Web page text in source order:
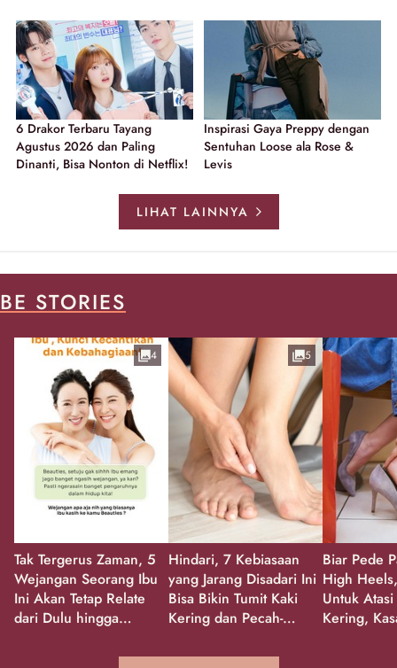
6 Drakor Terbaru Tayang
Agustus 2026 dan Paling
Dinanti, Bisa Nonton di Netflix!
Inspirasi Gaya Preppy dengan
Sentuhan Loose ala Rose &
Levis
LIHAT LAINNYA
BE STORIES
Tak Tergerus Zaman, 5
Wejangan Seorang Ibu
Ini Akan Tetap Relate
dari Dulu hingga
4
Hindari, 7 Kebiasaan
yang Jarang Disadari Ini
Bisa Bikin Tumit Kaki
Kering dan Pecah-
5
Biar Pede
High
Untuk
Kering,